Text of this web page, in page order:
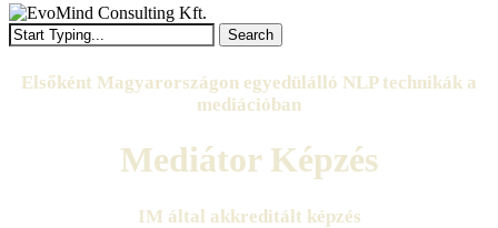
Search
Search
Elsőként Magyarországon egyedülálló NLP technikák a
mediációban
Mediátor Képzés
IM által akkreditált képzés